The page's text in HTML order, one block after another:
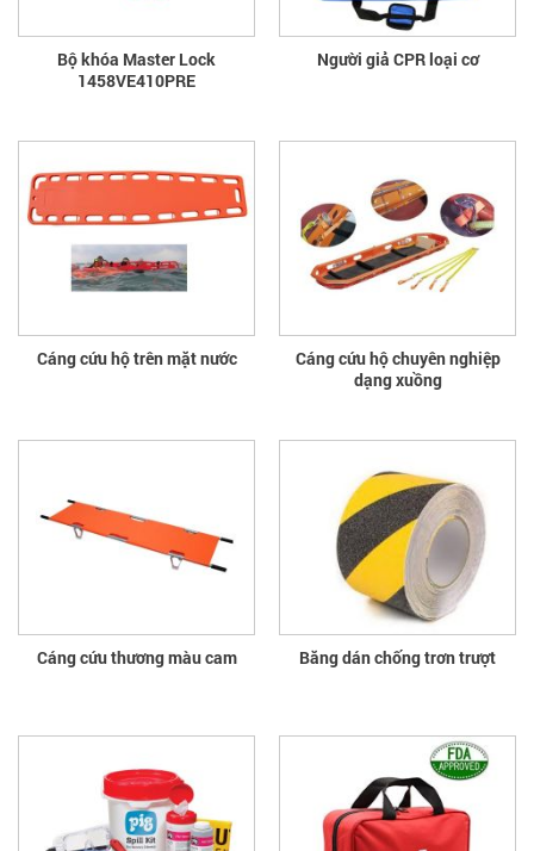
Bộ khóa Master Lock
1458VE410PRE
Người giả CPR loại cơ
Cáng cứu hộ trên mặt nước
Cáng cứu hộ chuyên nghiệp
dạng xuồng
Cáng cứu thương màu cam Băng dán chống trơn trượt